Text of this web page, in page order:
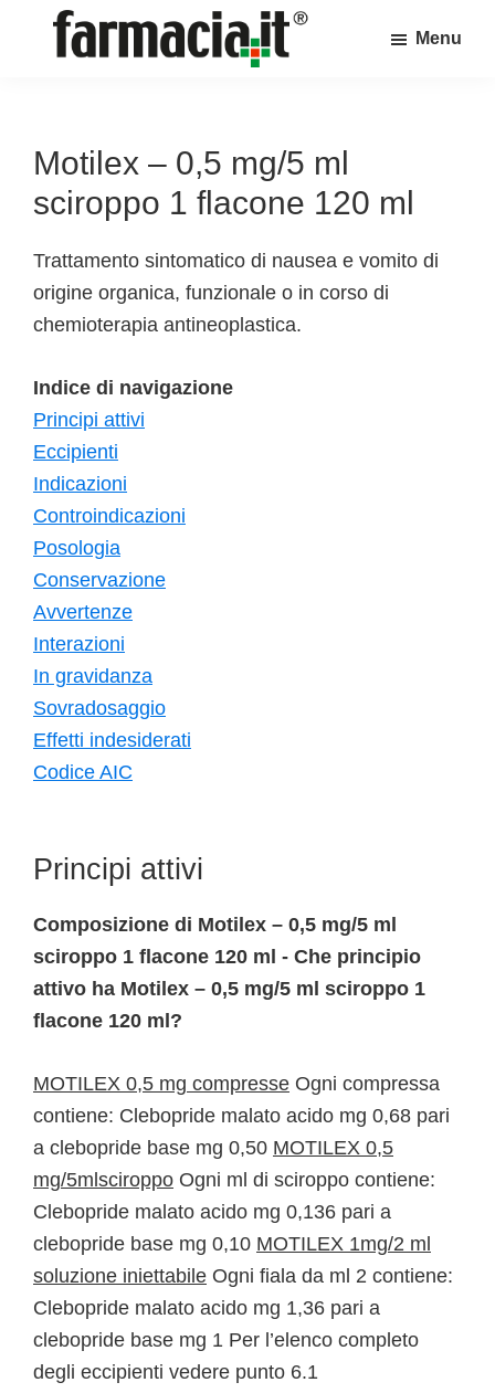
sul
mondo
della
Menu
Motilex – 0,5 mg/5 ml
sciroppo 1 flacone 120 ml
Trattamento sintomatico di nausea e vomito di
origine organica, funzionale o in corso di
chemioterapia antineoplastica.
Indice di navigazione
Principi attivi
Eccipienti
Indicazioni
Controindicazioni
Posologia
Conservazione
Avvertenze
Interazioni
In gravidanza
Sovradosaggio
Effetti indesiderati
Codice AIC
Principi attivi
Composizione di Motilex – 0,5 mg/5 ml
sciroppo 1 flacone 120 ml - Che principio
attivo ha Motilex – 0,5 mg/5 ml sciroppo 1
flacone 120 ml?
MOTILEX 0,5 mg compresse Ogni compressa
contiene: Clebopride malato acido mg 0,68 pari
a clebopride base mg 0,50 MOTILEX 0,5
mg/5mlsciroppo Ogni ml di sciroppo contiene:
Clebopride malato acido mg 0,136 pari a
clebopride base mg 0,10 MOTILEX 1mg/2 ml
soluzione iniettabile Ogni fiala da ml 2 contiene:
Clebopride malato acido mg 1,36 pari a
clebopride base mg 1 Per l’elenco completo
degli eccipienti vedere punto 6.1